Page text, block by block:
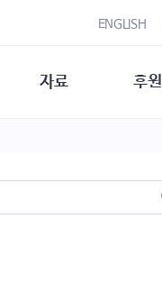
ENGLISH
자료
뉴스레터
후원